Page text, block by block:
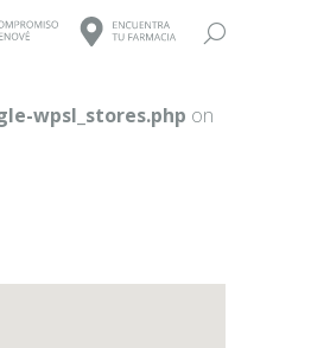
Buscar:
wpsl_stores.php on